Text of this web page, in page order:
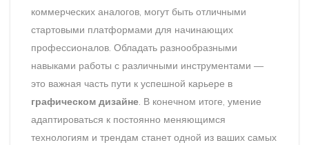
коммерческих аналогов, могут быть отличными
стартовыми платформами для начинающих
профессионалов. Обладать разнообразными
навыками работы с различными инструментами —
это важная часть пути к успешной карьере в
графическом дизайне. В конечном итоге, умение
адаптироваться к постоянно меняющимся
технологиям и трендам станет одной из ваших самых